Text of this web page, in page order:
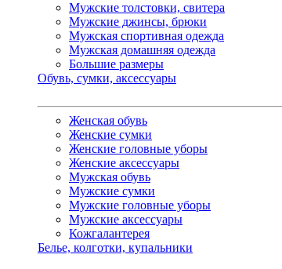
Мужские толстовки, свитера
Мужские джинсы, брюки
Мужская спортивная одежда
Мужская домашняя одежда
Большие размеры
Обувь, сумки, аксессуары
Женская обувь
Женские сумки
Женские головные уборы
Женские аксессуары
Мужская обувь
Мужские сумки
Мужские головные уборы
Мужские аксессуары
Кожгалантерея
Белье, колготки, купальники